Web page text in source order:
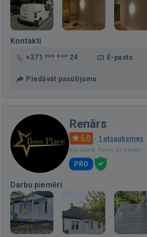
Kontakti
+371 *** *** 24 E-pasts
Piedāvāt pasūtījumu
Renārs
5.0 · 1 atsauksmes
Bija vietnē: Pirms 30 dienām
PRO
Darbu piemēri